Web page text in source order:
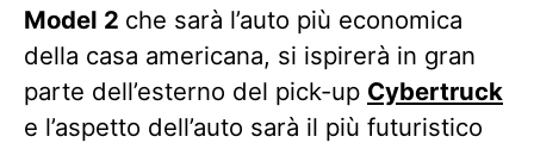
Model 2 che sarà l’auto più economica
della casa americana, si ispirerà in gran
parte dell’esterno del pick-up Cybertruck
e l’aspetto dell’auto sarà il più futuristico